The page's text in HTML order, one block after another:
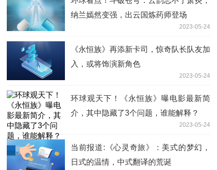
纳兰嫣然变强，出云国炼药师登场
2023-05-24
《永恒族》再添新卡司，惊奇队长队友加
入，或将饰演新角色
2023-05-24
环球观天下！《永恒族》曝电影最新简
介，其中隐藏了3个问题，谁能解释？
2023-05-24
当前报道:《心灵奇旅》：美式的梦幻，
日式的温情，中式翻译的荒诞